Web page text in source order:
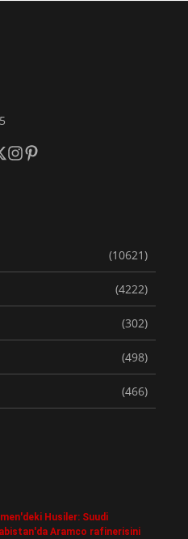
(10621)
(4222)
(302)
(498)
(466)
Husiler: Suudi
Aramco rafinerisini